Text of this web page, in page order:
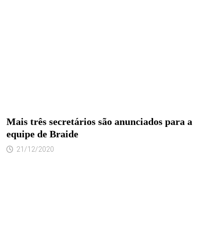
Mais três secretários são anunciados para a
equipe de Braide
21/12/2020